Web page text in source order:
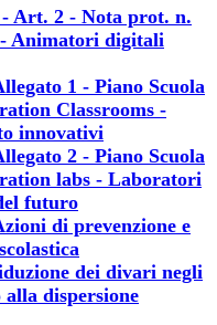
Art. 2 - Nota prot. n.
- Animatori digitali
1 - Piano Scuola
Classrooms -
innovativi
2 - Piano Scuola
labs - Laboratori
futuro
di prevenzione e
dei divari negli
dispersione